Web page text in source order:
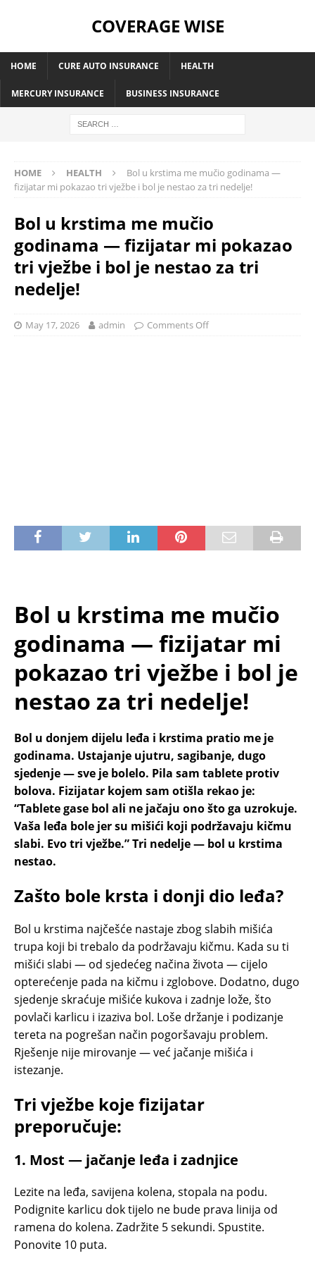
COVERAGE WISE
HOME CURE AUTO INSURANCE HEALTH
MERCURY INSURANCE BUSINESS INSURANCE
HOME HEALTH
Bol u krstima me mučio godinama —
fizijatar mi pokazao tri vježbe i bol je nestao za tri nedelje!
Bol u krstima me mučio
godinama — fizijatar mi pokazao
tri vježbe i bol je nestao za tri
nedelje!
May 17, 2026 admin Comments Off
Bol u krstima me mučio
godinama — fizijatar mi
pokazao tri vježbe i bol je
nestao za tri nedelje!
Bol u donjem dijelu leđa i krstima pratio me je
godinama. Ustajanje ujutru, sagibanje, dugo
sjedenje — sve je bolelo. Pila sam tablete protiv
bolova. Fizijatar kojem sam otišla rekao je:
“Tablete gase bol ali ne jačaju ono što ga uzrokuje.
Vaša leđa bole jer su mišići koji podržavaju kičmu
slabi. Evo tri vježbe.” Tri nedelje — bol u krstima
nestao.
Zašto bole krsta i donji dio leđa?
Bol u krstima najčešće nastaje zbog slabih mišića
trupa koji bi trebalo da podržavaju kičmu. Kada su ti
mišići slabi — od sjedećeg načina života — cijelo
opterećenje pada na kičmu i zglobove. Dodatno, dugo
sjedenje skraćuje mišiće kukova i zadnje lože, što
povlači karlicu i izaziva bol. Loše držanje i podizanje
tereta na pogrešan način pogoršavaju problem.
Rješenje nije mirovanje — već jačanje mišića i
istezanje.
Tri vježbe koje fizijatar
preporučuje:
1. Most — jačanje leđa i zadnjice
Lezite na leđa, savijena kolena, stopala na podu.
Podignite karlicu dok tijelo ne bude prava linija od
ramena do kolena. Zadržite 5 sekundi. Spustite.
Ponovite 10 puta.